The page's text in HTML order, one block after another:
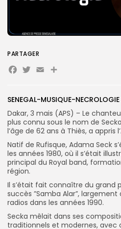
Search
FR
SENEGAL-MUSIQUE-NECROLOGIE
Dakar, 3 mais (APS) – Le
plus connu sous le nom de
l’âge de 62 ans à Thiès, a appris
Natif de Rufisque, Adama Seck
les années 1980, où il s’était
principal du Royal band,
région.
Il s’était fait connaître du grand
succès ”Samba Alar”,
radios dans les années 1990.
Secka mêlait dans ses
traditionnels et modernes,
PARTAGER
Facebook
Twitter
EmailPartager